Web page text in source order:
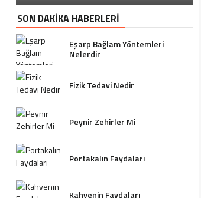
SON DAKİKA HABERLERİ
Eşarp Bağlam Yöntemleri
Nelerdir
Fizik Tedavi Nedir
Peynir Zehirler Mi
Portakalın Faydaları
Kahvenin Faydaları